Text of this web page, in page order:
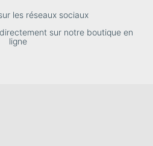
les réseaux sociaux
sur notre boutique en
ligne